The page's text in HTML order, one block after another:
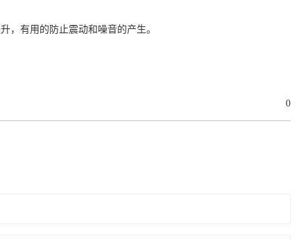
，有用的防止震动和噪音的产生。
0